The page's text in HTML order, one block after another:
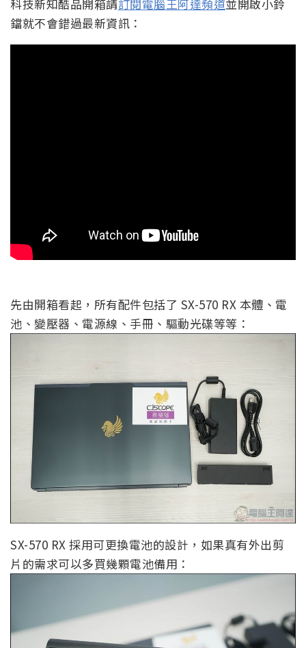
科技新知酷品開箱請訂閱電腦王阿達頻道並開啟小鈴
鐺就不會錯過最新資訊：
先由開箱看起，所有配件包括了 SX-570 RX 本體、電
池、變壓器、電源線、手冊、驅動光碟等等：
SX-570 RX 採用可更換電池的設計，如果真有外出剪
片的需求可以多買幾顆電池備用：